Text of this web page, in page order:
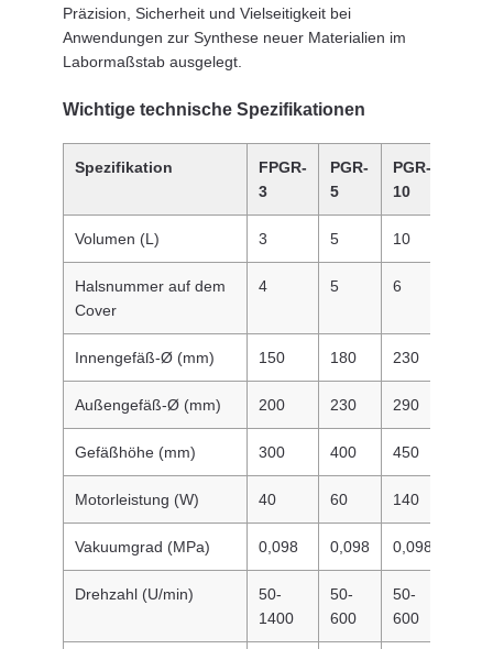
Präzision, Sicherheit und Vielseitigkeit bei
Anwendungen zur Synthese neuer Materialien im
Labormaßstab ausgelegt.
Wichtige technische Spezifikationen
Spezifikation
FPGR-
3
PGR-
5
PGR-
10
Volumen (L) 3 5 10
Halsnummer auf dem
Cover
4 5 6
Innengefäß-Ø (mm) 150 180 230
Außengefäß-Ø (mm) 200 230 290
Gefäßhöhe (mm) 300 400 450
Motorleistung (W) 40 60 140
Vakuumgrad (MPa) 0,098 0,098 0,098
Drehzahl (U/min)
50-
1400
50-
600
50-
600